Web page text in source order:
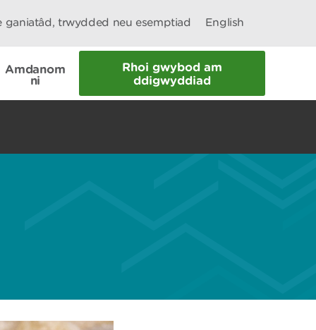
ganiatâd, trwydded neu esemptiad English
Amdanom
ni
Rhoi gwybod am
ddigwyddiad